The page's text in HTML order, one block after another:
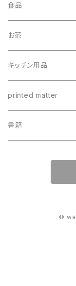
食品
調味料
油
ビネガー・バルサミコ類
パスタ
瓶詰め
カレー
お茶
キッチン用品
ステンレスカップ
ちょっと長いレンゲ
printed matter
書籍
©